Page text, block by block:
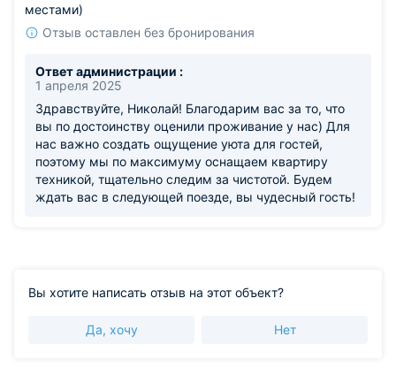
местами)
Отзыв оставлен без бронирования
Ответ администрации :
1 апреля 2025
Здравствуйте, Николай! Благодарим вас за то, что
вы по достоинству оценили проживание у нас) Для
нас важно создать ощущение уюта для гостей,
поэтому мы по максимуму оснащаем квартиру
техникой, тщательно следим за чистотой. Будем
ждать вас в следующей поезде, вы чудесный гость!
Вы хотите написать отзыв на этот объект?
Да, хочу Нет